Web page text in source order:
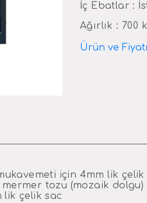
İç Ebatlar :
Ağırlık : 700
Ürün ve
için 4mm lik çelik
tozu (mozaik dolgu)
lik çelik sac